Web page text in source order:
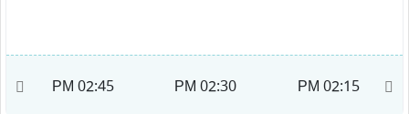
02:15 PM
02:30 PM
02:45 PM